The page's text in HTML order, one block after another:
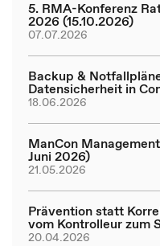
5. RMA-Konferenz
2026 (15.10.2026)
07.07.2026
Backup &
Datensicherheit in
18.06.2026
ManCon
Juni 2026)
21.05.2026
Prävention statt
vom Kontrolleur zum
20.04.2026